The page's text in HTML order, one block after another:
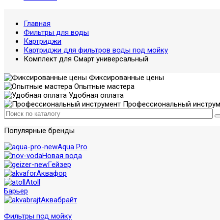
Главная
Фильтры для воды
Картриджи
Картриджи для фильтров воды под мойку
Комплект для Смарт универсальный
Фиксированные цены
Опытные мастера
Удобная оплата
Профессиональный
Популярные бренды
Aqua Pro
Новая вода
Гейзер
Аквафор
Atoll
Барьер
Аквабрайт
Фильтры под мойку